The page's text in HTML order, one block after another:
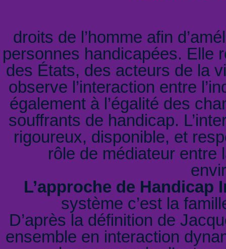
droits de l’homme afin
personnes handicapées. Elle
des États, des acteurs de la
observe l’interaction entre
également à l’égalité des
souffrants de handicap.
rigoureux, disponible, et
rôle de médiateur entre
L’approche de
système c’est la
D’après la définition de
ensemble en interaction